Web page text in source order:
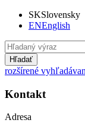
SKSlovensky
ENEnglish
Hľadať
rozšírené
Kontakt
Adresa